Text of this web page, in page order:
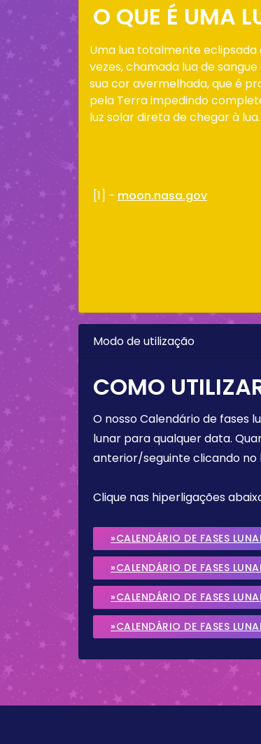
O QUE É UMA
Uma lua totalmente eclipsada
vezes, chamada lua de
sua cor avermelhada, que é
pela Terra impedindo
luz solar direta de chegar à lua.
[1] - moon.nasa.gov
Modo de utilização
COMO
O nosso Calendário de fases
lunar para qualquer data.
anterior/seguinte clicando
Clique nas hiperligações
»CALENDÁRIO DE FASES
»CALENDÁRIO DE FASES
»CALENDÁRIO DE FASES
»CALENDÁRIO DE FASES